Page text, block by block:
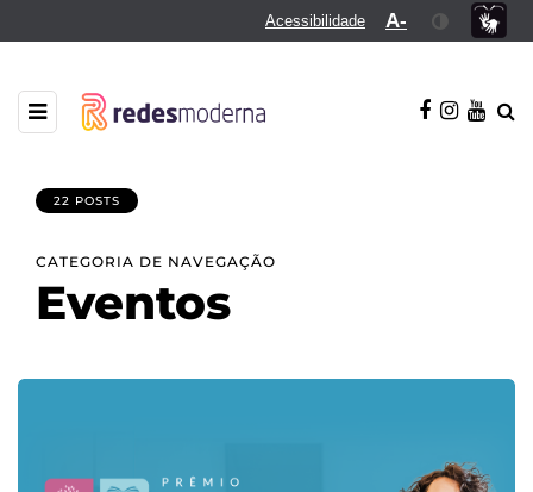
Acessibilidade A-
22 POSTS
CATEGORIA DE NAVEGAÇÃO
Eventos